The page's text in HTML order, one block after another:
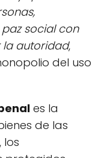
social con
la autoridad,
del uso
es la
de las
los